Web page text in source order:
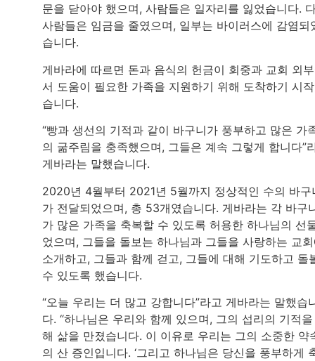
문을 닫아야 했으며, 사람들은 일자리를 잃었습니다.
사람들은 임금을 줄였으며, 일부는 바이러스에 감염되
습니다.
게바라에 따르면 돈과 음식의 헌금이 회중과 교회 외
서 도움이 필요한 가족을 지원하기 위해 도착하기 시
습니다.
“빵과 생선의 기적과 같이 바구니가 풍부하고 많은 가
의 굶주림을 충족했으며, 그들은 계속 그렇게 합니다”
게바라는 말했습니다.
2020년 4월부터 2021년 5월까지 정상적인 수의 바구
가 전달되었으며, 총 53개였습니다. 게바라는 각 바구
가 많은 가족을 축복할 수 있도록 허용한 하나님의 선
었으며, 그들을 돌보는 하나님과 그들을 사랑하는 교
소개하고, 그들과 함께 걷고, 그들에 대해 기도하고 돌
수 있도록 했습니다.
“오늘 우리는 더 많고 강합니다”라고 게바라는 말했습
다. “하나님은 우리와 함께 있으며, 그의 섭리의 기적
해 삶을 만졌습니다. 이 이유로 우리는 그의 소중한 약
의 산 증인입니다. ‘그리고 하나님은 당신을 풍부하게